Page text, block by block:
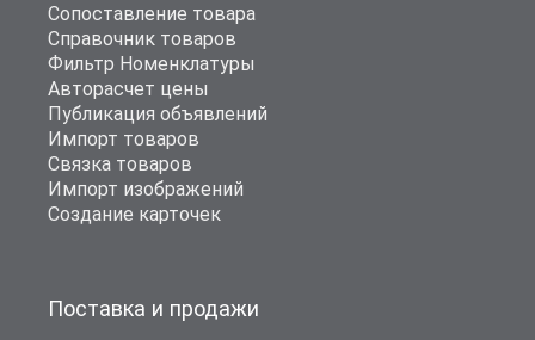
Сопоставление товара
Справочник товаров
Фильтр Номенклатуры
Авторасчет цены
Публикация объявлений
Импорт товаров
Связка товаров
Импорт изображений
Создание карточек
Поставка и продажи